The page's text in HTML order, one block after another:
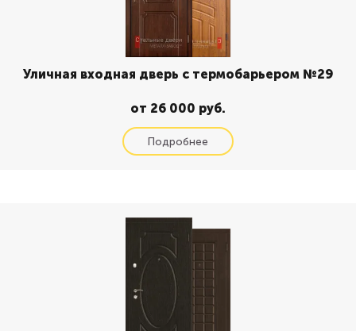
Уличная входная дверь с термобарьером №29
от 26 000 руб.